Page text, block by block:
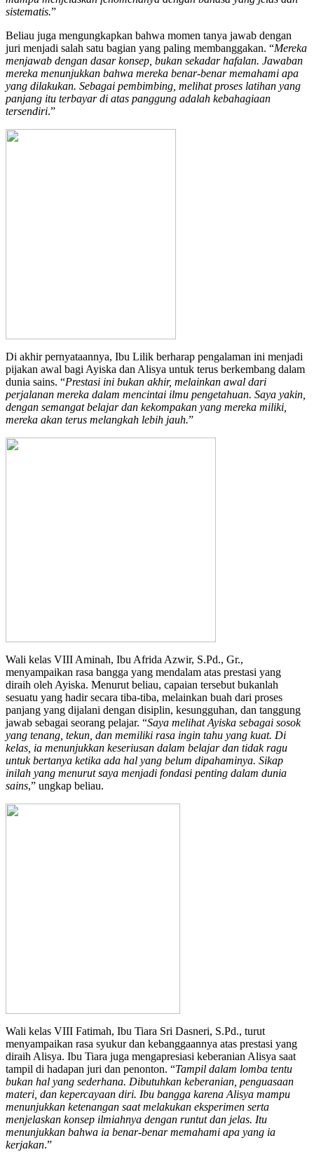
sistematis.”
Beliau juga mengungkapkan bahwa momen tanya jawab dengan
juri menjadi salah satu bagian yang paling membanggakan. “Mereka
menjawab dengan dasar konsep, bukan sekadar hafalan. Jawaban
mereka menunjukkan bahwa mereka benar-benar memahami apa
yang dilakukan. Sebagai pembimbing, melihat proses latihan yang
panjang itu terbayar di atas panggung adalah kebahagiaan
tersendiri.”
Di akhir pernyataannya, Ibu Lilik berharap pengalaman ini menjadi
pijakan awal bagi Ayiska dan Alisya untuk terus berkembang dalam
dunia sains. “Prestasi ini bukan akhir, melainkan awal dari
perjalanan mereka dalam mencintai ilmu pengetahuan. Saya yakin,
dengan semangat belajar dan kekompakan yang mereka miliki,
mereka akan terus melangkah lebih jauh.”
Wali kelas VIII Aminah, Ibu Afrida Azwir, S.Pd., Gr.,
menyampaikan rasa bangga yang mendalam atas prestasi yang
diraih oleh Ayiska. Menurut beliau, capaian tersebut bukanlah
sesuatu yang hadir secara tiba-tiba, melainkan buah dari proses
panjang yang dijalani dengan disiplin, kesungguhan, dan tanggung
jawab sebagai seorang pelajar. “Saya melihat Ayiska sebagai sosok
yang tenang, tekun, dan memiliki rasa ingin tahu yang kuat. Di
kelas, ia menunjukkan keseriusan dalam belajar dan tidak ragu
untuk bertanya ketika ada hal yang belum dipahaminya. Sikap
inilah yang menurut saya menjadi fondasi penting dalam dunia
sains,” ungkap beliau.
Wali kelas VIII Fatimah, Ibu Tiara Sri Dasneri, S.Pd., turut
menyampaikan rasa syukur dan kebanggaannya atas prestasi yang
diraih Alisya. Ibu Tiara juga mengapresiasi keberanian Alisya saat
tampil di hadapan juri dan penonton. “Tampil dalam lomba tentu
bukan hal yang sederhana. Dibutuhkan keberanian, penguasaan
materi, dan kepercayaan diri. Ibu bangga karena Alisya mampu
menunjukkan ketenangan saat melakukan eksperimen serta
menjelaskan konsep ilmiahnya dengan runtut dan jelas. Itu
menunjukkan bahwa ia benar-benar memahami apa yang ia
kerjakan.”